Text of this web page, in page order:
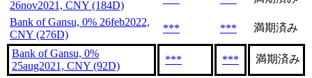
26nov2021, CNY (184D)
Bank of Gansu, 0% 26feb2022,
CNY (276D)
*** *** 満期済み
Bank of Gansu, 0%
25aug2021, CNY (92D)
*** *** 満期済み